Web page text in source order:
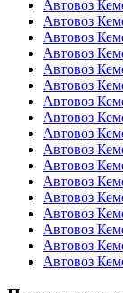
Автовоз
Автовоз
Автовоз
Автовоз
Автовоз
Автовоз
Автовоз
Автовоз
Автовоз
Автовоз
Автовоз
Автовоз
Автовоз
Автовоз
Автовоз
Автовоз
Автовоз